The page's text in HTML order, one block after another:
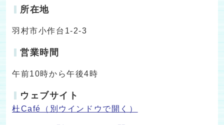
所在地
羽村市小作台1-2-3
営業時間
午前10時から午後4時
ウェブサイト
杜Café （別ウインドウで開く）